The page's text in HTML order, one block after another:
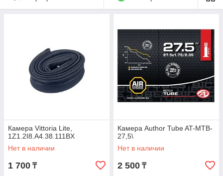
Камера Vittoria Lite,
1Z1.2I8.A4.38.111BX
Нет в наличии
1 700 ₸
Камера Author Tube AT-MTB-
27,5\
Нет в наличии
2 500 ₸